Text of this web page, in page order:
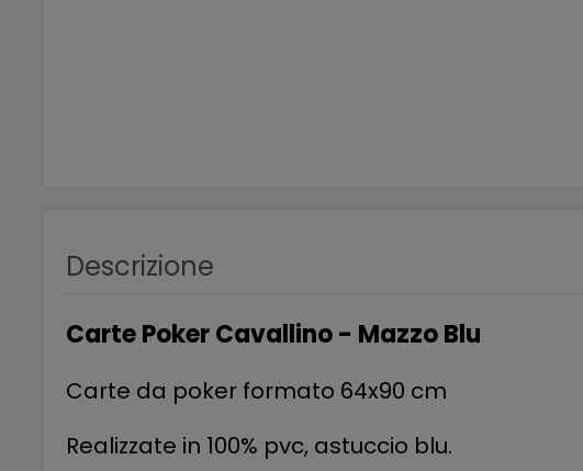
Descrizione
Carte Poker Cavallino - Mazzo Blu
Carte da poker formato 64x90 cm
Realizzate in 100% pvc, astuccio blu.